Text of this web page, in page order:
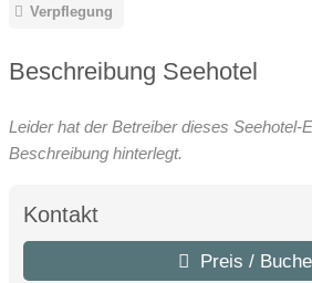
Verpflegung
Beschreibung Seehotel
Leider hat der Betreiber dieses Seehotel-
Beschreibung hinterlegt.
Kontakt
Preis /